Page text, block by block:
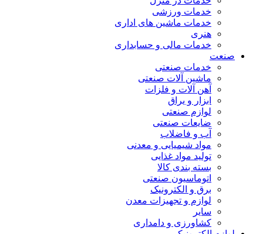
خدمات ورزشی
خدمات ماشین های اداری
هنری
خدمات مالی و حسابداری
صنعت
خدمات صنعتی
ماشین آلات صنعتی
آهن آلات و فلزات
ابزار و یراق
لوازم صنعتی
ضایعات صنعتی
آب و فاضلاب
مواد شیمیایی و معدنی
تولید مواد غذایی
بسته بندی کالا
اتوماسیون صنعتی
برق و الکترونیک
لوازم و تجهیزات معدن
سایر
کشاورزی و دامداری